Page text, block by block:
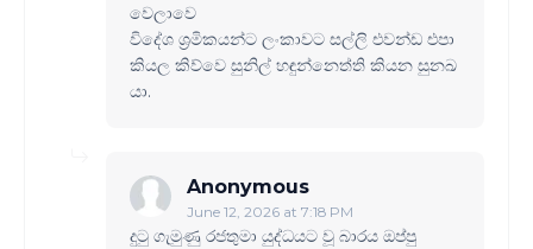
වෙලාවෙ
විදේශ ශ්‍රමිකයන්ට ලංකාවට සල්ලි එවන්ඩ එපා
කියල කිව්වෙ සුනිල් හඳුන්නෙත්ති කියන සුනඛ
යා.
Anonymous
June 12, 2026 at 7:18 PM
දුටු ගැමුණු රජතුමා යුද්ධයට වූ බාරය ඔප්පු